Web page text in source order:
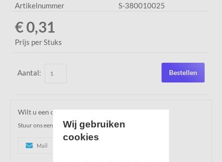
Artikelnummer
S-380010025
€ 0,31
Prijs per Stuks
Aantal: Bestellen
Wilt u een offerte ontvangen over dit product?
Stuur ons een e-mail of u mag ons gerust bellen!
Mail
Wij gebruiken
cookies